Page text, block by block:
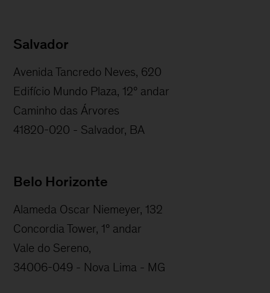
Salvador
Avenida Tancredo Neves, 620
Edifício Mundo Plaza, 12º andar
Caminho das Árvores
41820-020 - Salvador, BA
Belo Horizonte
Alameda Oscar Niemeyer, 132
Concordia Tower, 1º andar
Vale do Sereno,
34006-049 - Nova Lima - MG